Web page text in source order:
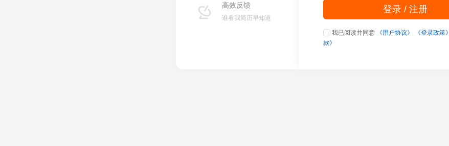
高效反馈
谁看我简历早知道
登录 / 注册
我已阅读并同意 《用户协议》 《登录政策》
款》